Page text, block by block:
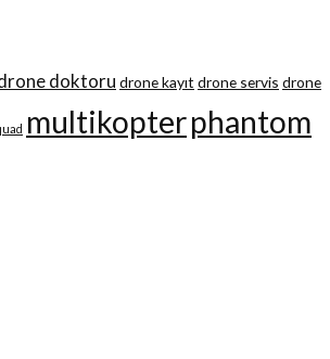
doktoru drone kayıt drone servis drone
multikopterphantom